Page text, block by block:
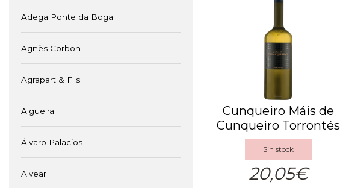
Adega Ponte da Boga
Agnès Corbon
Agrapart & Fils
Algueira
Álvaro Palacios
Alvear
Cunqueiro Máis de
Cunqueiro Torrontés
2023
Sin stock
20,05€